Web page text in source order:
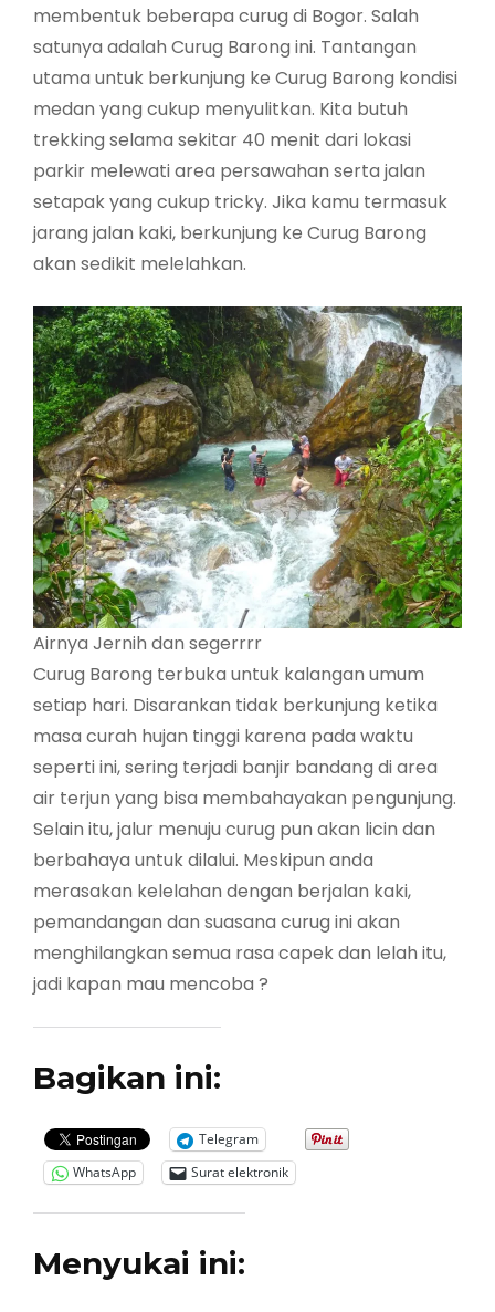
membentuk beberapa curug di Bogor. Salah
satunya adalah Curug Barong ini. Tantangan
utama untuk berkunjung ke Curug Barong kondisi
medan yang cukup menyulitkan. Kita butuh
trekking selama sekitar 40 menit dari lokasi
parkir melewati area persawahan serta jalan
setapak yang cukup tricky. Jika kamu termasuk
jarang jalan kaki, berkunjung ke Curug Barong
akan sedikit melelahkan.
Airnya Jernih dan segerrrr
Curug Barong terbuka untuk kalangan umum
setiap hari. Disarankan tidak berkunjung ketika
masa curah hujan tinggi karena pada waktu
seperti ini, sering terjadi banjir bandang di area
air terjun yang bisa membahayakan pengunjung.
Selain itu, jalur menuju curug pun akan licin dan
berbahaya untuk dilalui. Meskipun anda
merasakan kelelahan dengan berjalan kaki,
pemandangan dan suasana curug ini akan
menghilangkan semua rasa capek dan lelah itu,
jadi kapan mau mencoba ?
Bagikan ini:
Telegram
WhatsApp
Surat elektronik
Menyukai ini: